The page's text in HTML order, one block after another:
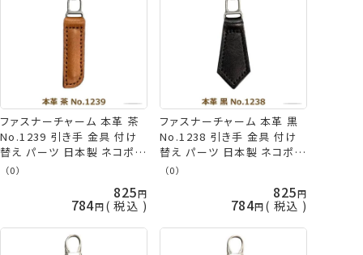
ファスナーチャーム 本革 茶
No.1239 引き手 金具 付け
替え パーツ 日本製 ネコポス
可 ミササ 手芸の山久
（0）
825
784 税込
ファスナーチャーム 本革 黒
No.1238 引き手 金具 付け
替え パーツ 日本製 ネコポス
可 ミササ 手芸の山久
（0）
825
784 税込